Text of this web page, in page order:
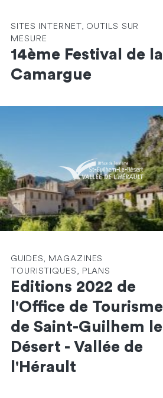
SITES INTERNET, OUTILS SUR
MESURE
14ème Festival de la
Camargue
GUIDES, MAGAZINES
TOURISTIQUES, PLANS
Editions 2022 de
l'Office de Tourisme
de Saint-Guilhem le
Désert - Vallée de
l'Hérault